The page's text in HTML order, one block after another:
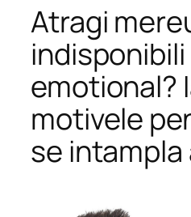
Atragi
indisponibili
emotional?
motivele
se intampla